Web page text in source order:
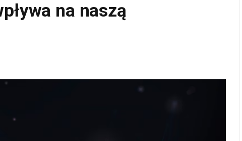
na naszą